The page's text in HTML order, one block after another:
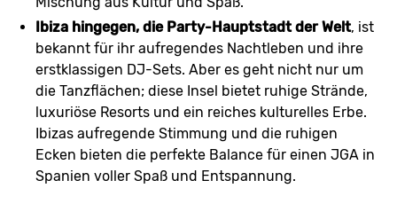
Ibiza hingegen, die Party-Hauptstadt der Welt, ist
bekannt für ihr aufregendes Nachtleben und ihre
erstklassigen DJ-Sets. Aber es geht nicht nur um
die Tanzflächen; diese Insel bietet ruhige Strände,
luxuriöse Resorts und ein reiches kulturelles Erbe.
Ibizas aufregende Stimmung und die ruhigen
Ecken bieten die perfekte Balance für einen JGA in
Spanien voller Spaß und Entspannung.